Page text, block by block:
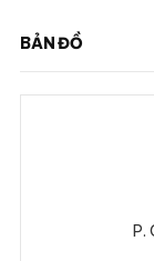
BẢN ĐỒ
P.